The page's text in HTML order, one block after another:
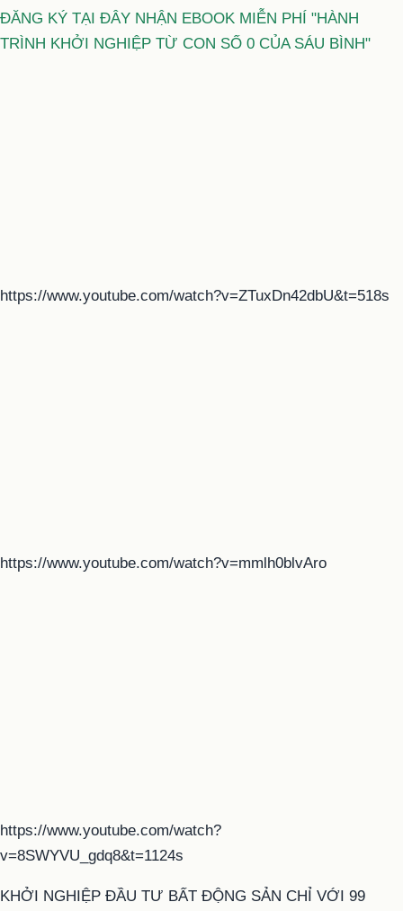
ĐĂNG KÝ TẠI ĐÂY NHẬN EBOOK MIỄN PHÍ "HÀNH
TRÌNH KHỞI NGHIỆP TỪ CON SỐ 0 CỦA SÁU BÌNH"
https://www.youtube.com/watch?v=ZTuxDn42dbU&t=518s
https://www.youtube.com/watch?v=mmlh0blvAro
https://www.youtube.com/watch?
v=8SWYVU_gdq8&t=1124s
KHỞI NGHIỆP ĐẦU TƯ BẤT ĐỘNG SẢN CHỈ VỚI 99